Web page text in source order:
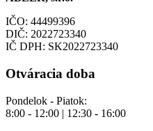
IČO: 44499396
DIČ: 2022723340
IČ DPH: SK2022723340
Otváracia doba
Pondelok - Piatok:
8:00 - 12:00 | 12:30 - 16:00